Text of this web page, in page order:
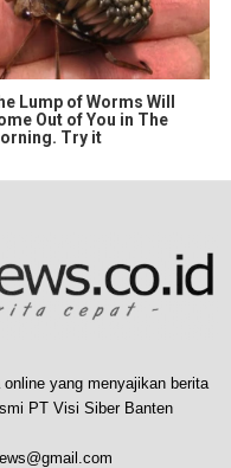
Lump of Worms Will
Out of You in The
Try it
yang menyajikan berita
PT Visi Siber Banten